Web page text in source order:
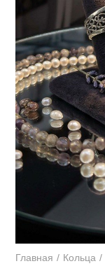
Главная Кольца